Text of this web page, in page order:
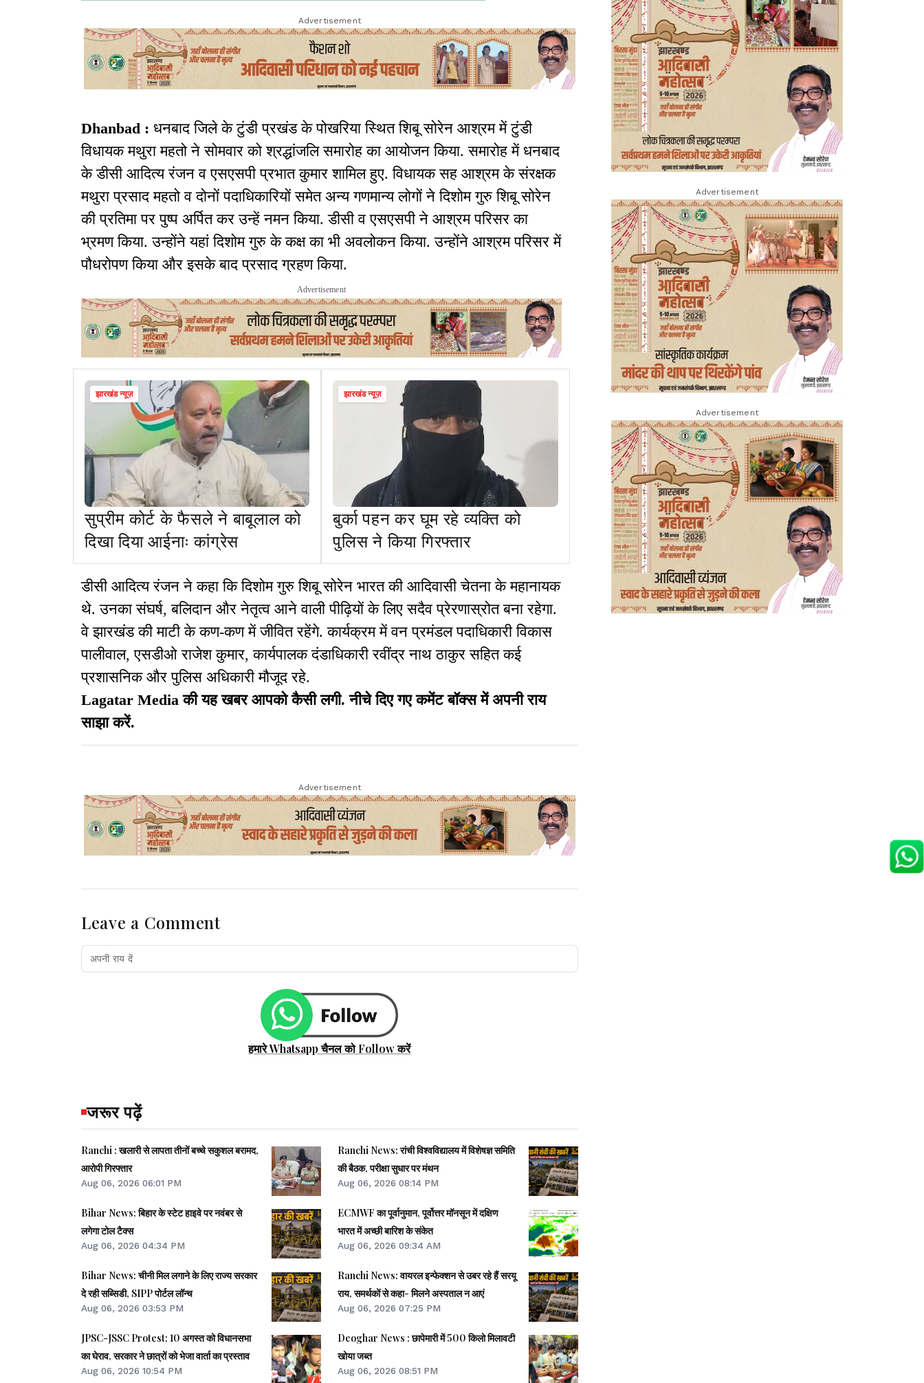
Advertisement
Dhanbad : धनबाद जिले के टुंडी प्रखंड के पोखरिया स्थित शिबू सोरेन आश्रम में टुंडी
विधायक मथुरा महतो ने सोमवार को श्रद्धांजलि समारोह का आयोजन किया. समारोह में धनबाद
के डीसी आदित्य रंजन व एसएसपी प्रभात कुमार शामिल हुए. विधायक सह आश्रम के संरक्षक
मथुरा प्रसाद महतो व दोनों पदाधिकारियों समेत अन्य गणमान्य लोगों ने दिशोम गुरु शिबू सोरेन
की प्रतिमा पर पुष्प अर्पित कर उन्हें नमन किया. डीसी व एसएसपी ने आश्रम परिसर का
भ्रमण किया. उन्होंने यहां दिशोम गुरु के कक्ष का भी अवलोकन किया. उन्होंने आश्रम परिसर में
पौधरोपण किया और इसके बाद प्रसाद ग्रहण किया.
Advertisement
झारखंड न्यूज़
सुप्रीम कोर्ट के फैसले ने बाबूलाल को
दिखा दिया आईनाः कांग्रेस
झारखंड न्यूज़
बुर्का पहन कर घूम रहे व्यक्ति को
पुलिस ने किया गिरफ्तार
डीसी आदित्य रंजन ने कहा कि दिशोम गुरु शिबू सोरेन भारत की आदिवासी चेतना के महानायक
थे. उनका संघर्ष, बलिदान और नेतृत्व आने वाली पीढ़ियों के लिए सदैव प्रेरणास्रोत बना रहेगा.
वे झारखंड की माटी के कण-कण में जीवित रहेंगे. कार्यक्रम में वन प्रमंडल पदाधिकारी विकास
पालीवाल, एसडीओ राजेश कुमार, कार्यपालक दंडाधिकारी रवींद्र नाथ ठाकुर सहित कई
प्रशासनिक और पुलिस अधिकारी मौजूद रहे.
Lagatar Media की यह खबर आपको कैसी लगी. नीचे दिए गए कमेंट बॉक्स में अपनी राय
साझा करें.
Advertisement
Leave a Comment
हमारे Whatsapp चैनल को Follow करें
जरूर पढ़ें
Ranchi : खलारी से लापता तीनों बच्चे सकुशल बरामद,
आरोपी गिरफ्तार
Aug 06, 2026 06:01 PM
Bihar News: बिहार के स्टेट हाइवे पर नवंबर से
लगेगा टोल टैक्स
Aug 06, 2026 04:34 PM
Bihar News: चीनी मिल लगाने के लिए राज्य सरकार
दे रही सब्सिडी, SIPP पोर्टल लॉन्च
Aug 06, 2026 03:53 PM
JPSC-JSSC Protest: 10 अगस्त को विधानसभा
का घेराव, सरकार ने छात्रों को भेजा वार्ता का प्रस्ताव
Aug 06, 2026 10:54 PM
Ranchi News: रांची विश्वविद्यालय में विशेषज्ञ समिति
की बैठक, परीक्षा सुधार पर मंथन
Aug 06, 2026 08:14 PM
ECMWF का पूर्वानुमान, पूर्वोत्तर मॉनसून में दक्षिण
भारत में अच्छी बारिश के संकेत
Aug 06, 2026 09:34 AM
Ranchi News: वायरल इन्फेक्शन से उबर रहे हैं सरयू
राय, समर्थकों से कहा- मिलने अस्पताल न आएं
Aug 06, 2026 07:25 PM
Deoghar News : छापेमारी में 500 किलो मिलावटी
खोया जब्त
Aug 06, 2026 08:51 PM
Advertisement
Advertisement